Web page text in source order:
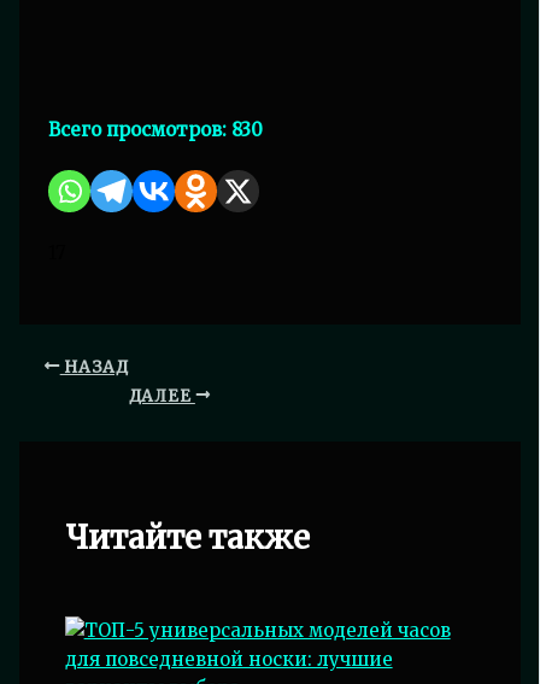
Всего просмотров: 830
НАЗАД
ДАЛЕЕ
Читайте также